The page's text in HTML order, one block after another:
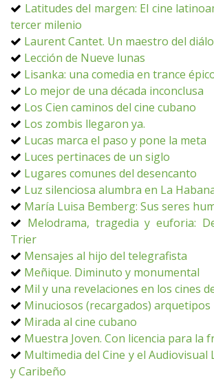
Latitudes del margen: El cine
tercer milenio
Laurent Cantet. Un maestro del
Lección de Nueve lunas
Lisanka: una comedia en trance
Lo mejor de una década inconclusa
Los Cien caminos del cine cubano
Los zombis llegaron ya.
Lucas marca el paso y pone la meta
Luces pertinaces de un siglo
Lugares comunes del desencanto
Luz silenciosa alumbra en La
María Luisa Bemberg: Sus seres
Melodrama, tragedia y euforia:
Trier
Mensajes al hijo del telegrafista
Meñique. Diminuto y monumental
Mil y una revelaciones en los cines
Minuciosos (recargados) arquetipos
Mirada al cine cubano
Muestra Joven. Con licencia para la
Multimedia del Cine y el Audiovisual
y Caribeño